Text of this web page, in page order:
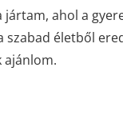
ahol a
életből
ajánlom.